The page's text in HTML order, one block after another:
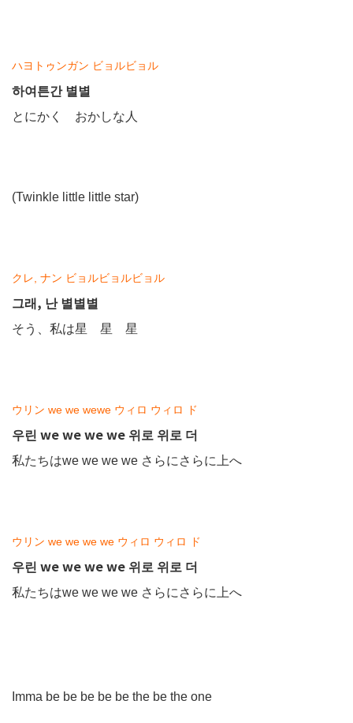
ハヨトゥンガン ビョルビョル
하여튼간 별별
とにかく おかしな人
(Twinkle little little star)
クレ, ナン ビョルビョルビョル
그래, 난 별별별
そう、私は星 星 星
ウリン we we wewe ウィロ ウィロ ド
우린 we we we we 위로 위로 더
私たちはwe we we we さらにさらに上へ
ウリン we we we we ウィロ ウィロ ド
우린 we we we we 위로 위로 더
私たちはwe we we we さらにさらに上へ
Imma be be be be be the be the one